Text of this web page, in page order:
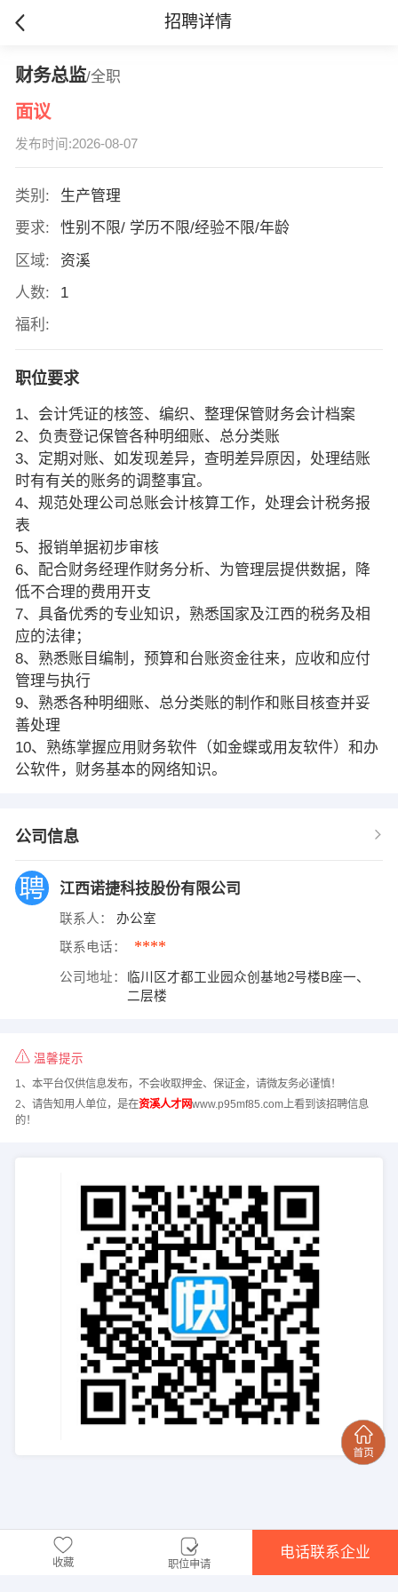
招聘详情
财务总监/全职
面议
发布时间:2026-08-07
类别:
生产管理
要求:
性别不限/ 学历不限/经验不限/年龄
区域:
资溪
人数:
1
福利:
职位要求
1、会计凭证的核签、编织、整理保管财务会计档案
2、负责登记保管各种明细账、总分类账
3、定期对账、如发现差异，查明差异原因，处理结账
时有有关的账务的调整事宜。
4、规范处理公司总账会计核算工作，处理会计税务报
表
5、报销单据初步审核
6、配合财务经理作财务分析、为管理层提供数据，降
低不合理的费用开支
7、具备优秀的专业知识，熟悉国家及江西的税务及相
应的法律；
8、熟悉账目编制，预算和台账资金往来，应收和应付
管理与执行
9、熟悉各种明细账、总分类账的制作和账目核查并妥
善处理
10、熟练掌握应用财务软件（如金蝶或用友软件）和办
公软件，财务基本的网络知识。
公司信息
江西诺捷科技股份有限公司
联系人： 办公室
联系电话： ****
公司地址：
临川区才都工业园众创基地2号楼B座一、
二层楼
温馨提示
1、本平台仅供信息发布，不会收取押金、保证金，请微友务必谨慎！
2、请告知用人单位，是在资溪人才网www.p95mf85.com上看到该招聘信息
的！
收藏 职位申请
电话联系企业